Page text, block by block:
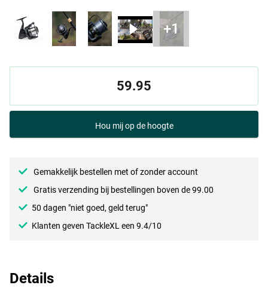
59.95
Hou mij op de hoogte
Gemakkelijk bestellen met of zonder account
Gratis verzending bij bestellingen boven de 99.00
50 dagen "niet goed, geld terug"
Klanten geven TackleXL een 9.4/10
Details